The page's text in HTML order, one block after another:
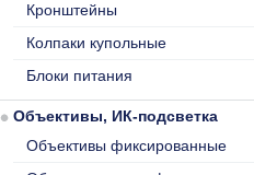
Кронштейны
Колпаки купольные
Блоки питания
Объективы, ИК-подсветка
Объективы фиксированные